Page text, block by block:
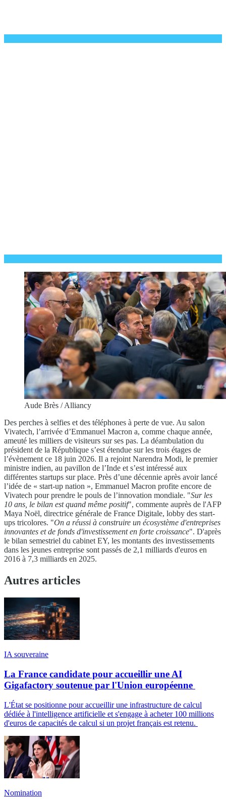
Aude Brès / Alliancy
Des perches à selfies et des téléphones à perte de vue. Au salon
Vivatech, l’arrivée d’Emmanuel Macron a, comme chaque année,
ameuté les milliers de visiteurs sur ses pas. La déambulation du
président de la République s’est étendue sur les trois étages de
l’évènement ce 18 juin 2026. Il a rejoint Narendra Modi, le premier
ministre indien, au pavillon de l’Inde et s’est intéressé aux
différentes startups sur place. Près d’une décennie après avoir lancé
l’idée de « start-up nation », Emmanuel Macron profite encore de
Vivatech pour prendre le pouls de l’innovation mondiale. "Sur les
10 ans, le bilan est quand même positif", commente auprès de l'AFP
Maya Noël, directrice générale de France Digitale, lobby des start-
ups tricolores. "On a réussi à construire un écosystème d'entreprises
innovantes et de fonds d'investissement en forte croissance". D'après
le bilan semestriel du cabinet EY, les montants des investissements
dans les jeunes entreprise sont passés de 2,1 milliards d'euros en
2016 à 7,3 milliards en 2025.
Autres articles
IA souveraine
La France candidate pour accueillir une AI
Gigafactory soutenue par l'Union européenne
L'État se positionne pour accueillir une infrastructure de calcul
dédiée à l'intelligence artificielle et s'engage à acheter 100 millions
d'euros de capacités de calcul si un projet français est retenu.
Nomination